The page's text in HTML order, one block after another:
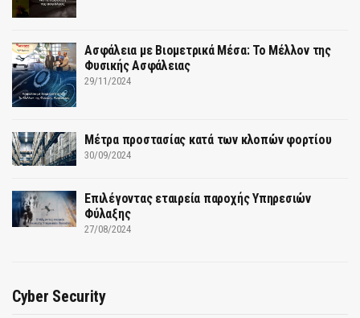
Ασφάλεια με Βιομετρικά Μέσα: Το Μέλλον της
Φυσικής Ασφάλειας
29/11/2024
Μέτρα προστασίας κατά των κλοπών φορτίου
30/09/2024
Επιλέγοντας εταιρεία παροχής Υπηρεσιών
Φύλαξης
27/08/2024
Cyber Security